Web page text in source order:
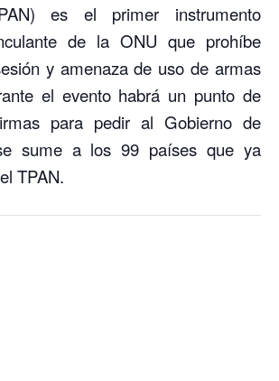
es el primer instrumento
de la ONU que prohíbe
y amenaza de uso de armas
el evento habrá un punto de
para pedir al Gobierno de
sume a los 99 países que ya
TPAN.